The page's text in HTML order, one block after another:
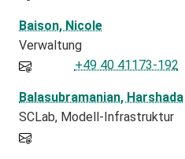
Baison, Nicole
Verwaltung
+49 40 41173-192
Balasubramanian, Harshada
SCLab Modell-Infrastruktur